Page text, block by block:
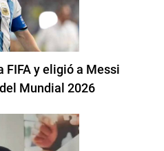
FIFA y eligió a Messi
Mundial 2026